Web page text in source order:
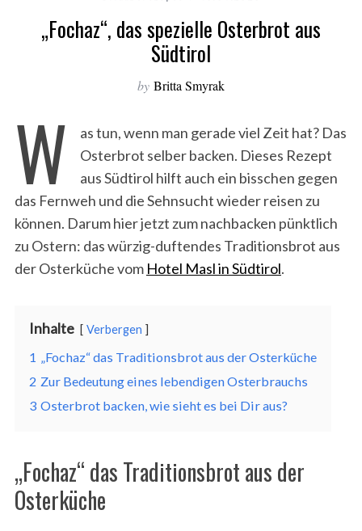
„Fochaz“, das spezielle Osterbrot aus
Südtirol
by Britta Smyrak
W
as tun, wenn man gerade viel Zeit hat? Das
Osterbrot selber backen. Dieses Rezept
aus Südtirol hilft auch ein bisschen gegen
das Fernweh und die Sehnsucht wieder reisen zu
können. Darum hier jetzt zum nachbacken pünktlich
zu Ostern: das würzig-duftendes Traditionsbrot aus
der Osterküche vom Hotel Masl in Südtirol.
Inhalte Verbergen
1 „Fochaz“ das Traditionsbrot aus der Osterküche
2 Zur Bedeutung eines lebendigen Osterbrauchs
3 Osterbrot backen, wie sieht es bei Dir aus?
„Fochaz“ das Traditionsbrot aus der
Osterküche